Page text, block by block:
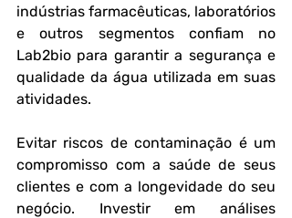
indústrias farmacêuticas, laboratórios
e outros segmentos confiam no
Lab2bio para garantir a segurança e
qualidade da água utilizada em suas
atividades.
Evitar riscos de contaminação é um
compromisso com a saúde de seus
clientes e com a longevidade do seu
negócio. Investir em análises